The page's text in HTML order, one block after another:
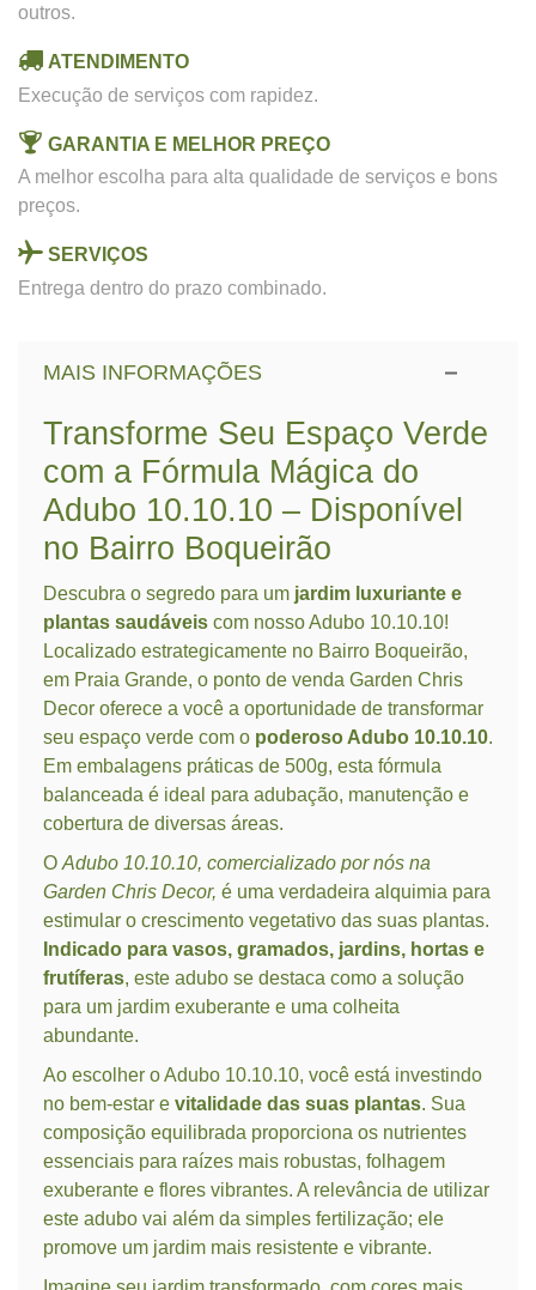
outros.
ATENDIMENTO
Execução de serviços com rapidez.
GARANTIA E MELHOR PREÇO
A melhor escolha para alta qualidade de serviços e bons
preços.
SERVIÇOS
Entrega dentro do prazo combinado.
MAIS INFORMAÇÕES
Transforme Seu Espaço Verde
com a Fórmula Mágica do
Adubo 10.10.10 – Disponível
no Bairro Boqueirão
Descubra o segredo para um jardim luxuriante e
plantas saudáveiscom nosso Adubo 10.10.10!
Localizado estrategicamente no Bairro Boqueirão,
em Praia Grande, o ponto de venda Garden Chris
Decor oferece a você a oportunidade de transformar
seu espaço verde com o poderoso Adubo 10.10.10.
Em embalagens práticas de 500g, esta fórmula
balanceada é ideal para adubação, manutenção e
cobertura de diversas áreas.
O Adubo 10.10.10, comercializado por nós na
Garden Chris Decor, é uma verdadeira alquimia para
estimular o crescimento vegetativo das suas plantas.
Indicado para vasos, gramados, jardins, hortas e
frutíferas, este adubo se destaca como a solução
para um jardim exuberante e uma colheita
abundante.
Ao escolher o Adubo 10.10.10, você está investindo
no bem-estar e vitalidade das suas plantas. Sua
composição equilibrada proporciona os nutrientes
essenciais para raízes mais robustas, folhagem
exuberante e flores vibrantes. A relevância de utilizar
este adubo vai além da simples fertilização; ele
promove um jardim mais resistente e vibrante.